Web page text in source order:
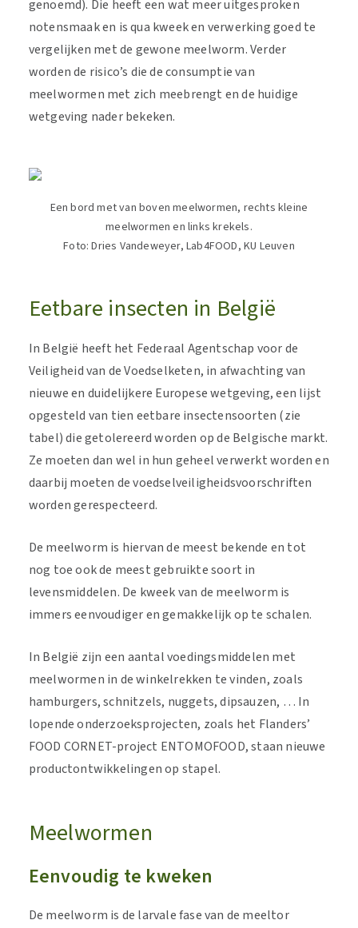
genoemd). Die heeft een wat meer uitgesproken
notensmaak en is qua kweek en verwerking goed te
vergelijken met de gewone meelworm. Verder
worden de risico’s die de consumptie van
meelwormen met zich meebrengt en de huidige
wetgeving nader bekeken.
Een bord met van boven meelwormen, rechts kleine
meelwormen en links krekels.
Foto: Dries Vandeweyer, Lab4FOOD, KU Leuven
Eetbare insecten in België
In België heeft het Federaal Agentschap voor de
Veiligheid van de Voedselketen, in afwachting van
nieuwe en duidelijkere Europese wetgeving, een lijst
opgesteld van tien eetbare insectensoorten (zie
tabel) die getolereerd worden op de Belgische markt.
Ze moeten dan wel in hun geheel verwerkt worden en
daarbij moeten de voedselveiligheidsvoorschriften
worden gerespecteerd.
De meelworm is hiervan de meest bekende en tot
nog toe ook de meest gebruikte soort in
levensmiddelen. De kweek van de meelworm is
immers eenvoudiger en gemakkelijk op te schalen.
In België zijn een aantal voedingsmiddelen met
meelwormen in de winkelrekken te vinden, zoals
hamburgers, schnitzels, nuggets, dipsauzen, … In
lopende onderzoeksprojecten, zoals het Flanders’
FOOD CORNET-project ENTOMOFOOD, staan nieuwe
productontwikkelingen op stapel.
Meelwormen
Eenvoudig te kweken
De meelworm is de larvale fase van de meeltor